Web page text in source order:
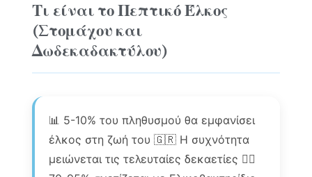
Τι είναι το Πεπτικό Έλκος
(Στομάχου και
Δωδεκαδακτύλου)
📊 5-10% του πληθυσμού θα εμφανίσει
έλκος στη ζωή του 🇬🇷 Η συχνότητα
μειώνεται τις τελευταίες δεκαετίες 👨‍⚕️